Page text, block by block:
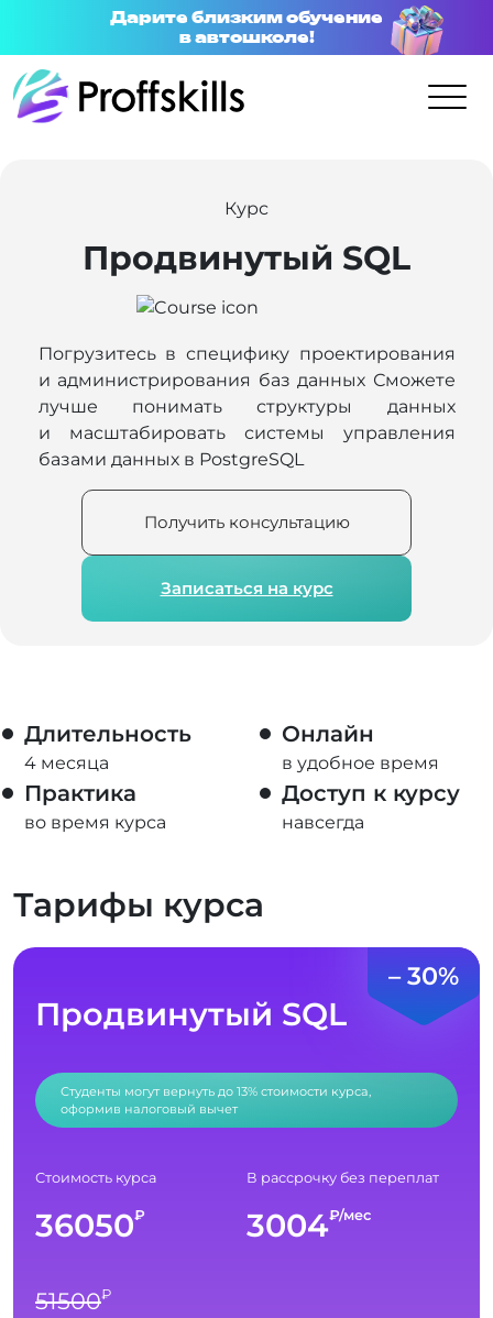
Дарите близким обучение
в автошколе!
Курс
Продвинутый SQL
Погрузитесь в специфику проектирования
и администрирования баз данных Сможете
лучше понимать структуры данных
и масштабировать системы управления
базами данных в PostgreSQL
Записаться на курс
Получить консультацию
Длительность
4 месяца
Онлайн
в удобное время
Практика
во время курса
Доступ к курсу
навсегда
Тарифы курса
– 30%
Продвинутый SQL
Студенты могут вернуть до 13% стоимости курса,
оформив налоговый вычет
Стоимость курса
36050₽
51500₽
В рассрочку без переплат
3004₽/мес